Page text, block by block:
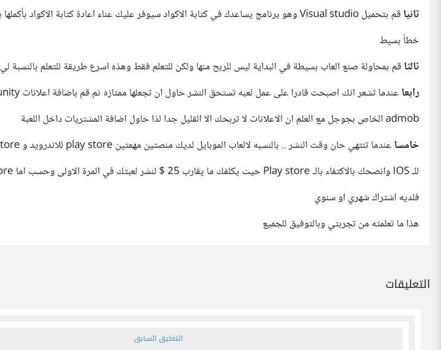
ثانياقم بتحميل Visual studio وهو برنامج يساعدك في كتابة الاكواد سيوفر عليك عناء اعادة كتابة الاكواد بأكملها بسبب
خطأ بسيط
ثالثاقم بمحاولة صنع العاب بسيطة في البداية ليس للربح منها ولكن للتعلم فقط وهذه اسرع طريقة للتعلم بالنسبة لي
رابعا عندما تشعر انك اصبحت قادرا على عمل لعبه تستحق النشر حاول ان تجعلها ممتازه ثم قم باضافة اعلانات unity او
admob الخاص بجوجل مع العلم ان الاعلانات لا تربحك الا القليل جدا لذا حاول اضافة المشتريات داخل اللعبة
خامسا عندما تنتهي حان وقت النشر .. بالنسبه لالعاب الموبايل لديك منصتين مهمتين play store للاندرويد و app store
للـ IOS وانصحك بالاكتفاء بالـ Play store حيث يكلفك ما يقارب 25 $ لنشر لعبتك في المرة الاولى وحسب اما App store
فلديه اشتراك شهري او سنوي
هذا ما تعلمته من تجربتي وبالتوفيق للجميع
التعليقات
التعليق السابق